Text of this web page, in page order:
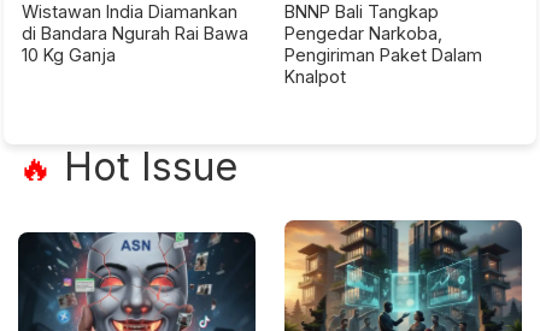
Wistawan India Diamankan
di Bandara Ngurah Rai Bawa
10 Kg Ganja
BNNP Bali Tangkap
Pengedar Narkoba,
Pengiriman Paket Dalam
Knalpot
🔥 Hot Issue